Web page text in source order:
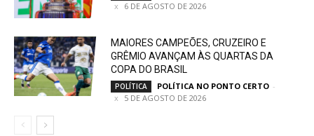
6 DE AGOSTO DE 2026
MAIORES CAMPEÕES, CRUZEIRO E
GRÊMIO AVANÇAM ÀS QUARTAS DA
COPA DO BRASIL
POLÍTICA POLÍTICA NO PONTO CERTO -
5 DE AGOSTO DE 2026